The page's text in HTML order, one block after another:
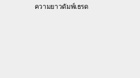
ความยาวดัมพ์เธรด